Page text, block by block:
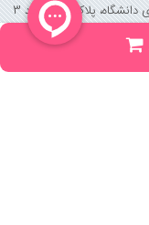
پلاک 158 واحد 3
(جهت خرید حضوری، تلفنی ، پیگیری سفارشات سایت با شماره تلفن 02166175070